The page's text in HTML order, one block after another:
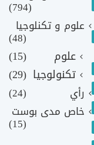
(794)
علوم و تكنلوجيا
(48)
علوم
(15)
تكنولوجيا (29)
رأي
(24)
خاص مدى بوست
(15)